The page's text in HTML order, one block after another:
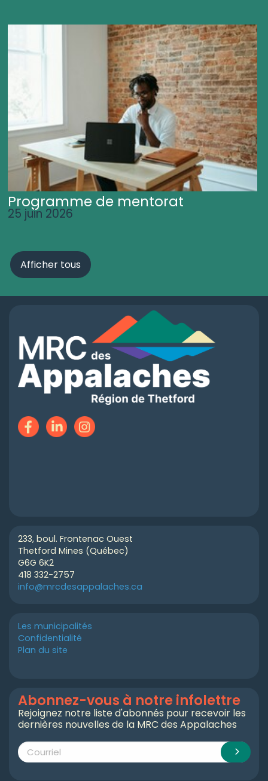
Programme de mentorat
25 juin 2026
Afficher tous
233, boul. Frontenac Ouest
Thetford Mines (Québec)
G6G 6K2
418 332-2757
info@mrcdesappalaches.ca
Les municipalités
Confidentialité
Plan du site
Abonnez-vous à notre infolettre
Rejoignez notre liste d'abonnés pour recevoir les
dernières nouvelles de la MRC des Appalaches